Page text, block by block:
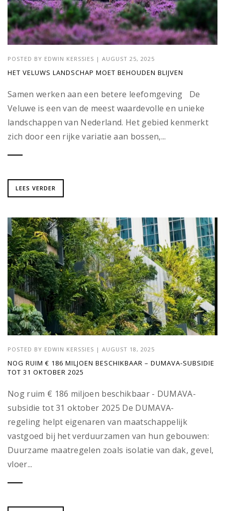
POSTED BY EDWIN KERSSIES | AUGUST 25, 2025
HET VELUWS LANDSCHAP MOET BEHOUDEN BLIJVEN
Samen werken aan een betere leefomgeving De
Veluwe is een van de meest waardevolle en unieke
landschappen van Nederland. Het gebied kenmerkt
zich door een rijke variatie aan bossen,...
LEES VERDER
POSTED BY EDWIN KERSSIES | AUGUST 18, 2025
NOG RUIM € 186 MILJOEN BESCHIKBAAR – DUMAVA-SUBSIDIE
TOT 31 OKTOBER 2025
Nog ruim € 186 miljoen beschikbaar - DUMAVA-
subsidie tot 31 oktober 2025 De DUMAVA-
regeling helpt eigenaren van maatschappelijk
vastgoed bij het verduurzamen van hun gebouwen:
Duurzame maatregelen zoals isolatie van dak, gevel,
vloer...